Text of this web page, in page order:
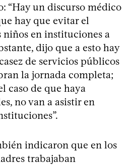
“Hay un discurso médico
hay que evitar el
en instituciones a
dijo que a esto hay
de servicios públicos
la jornada completa;
caso de que haya
no van a asistir en
indicaron que en los
trabajaban